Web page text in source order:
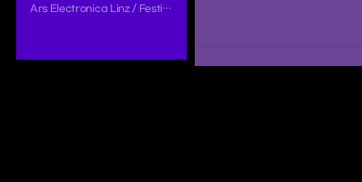
Ars Electronica Linz / Festival Prix Exhibition